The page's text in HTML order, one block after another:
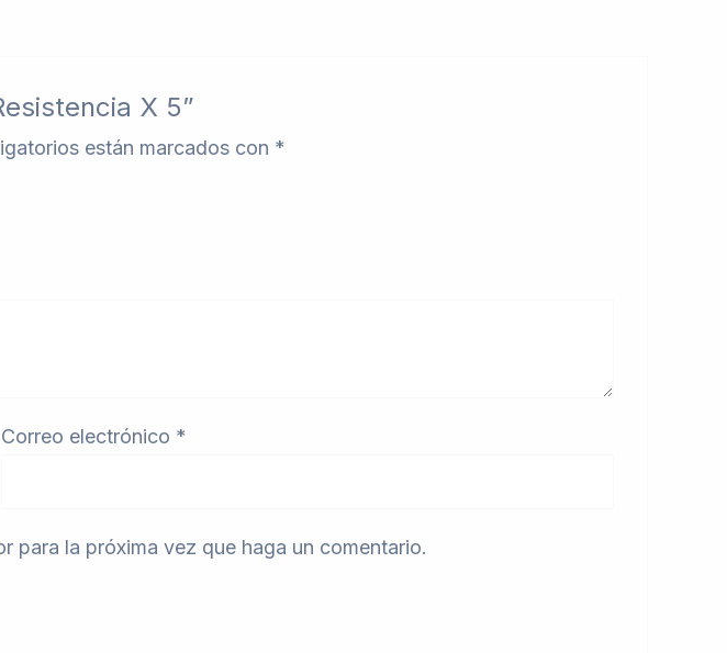
X 5”
están marcados con *
Correo electrónico *
para la próxima vez que haga un comentario.